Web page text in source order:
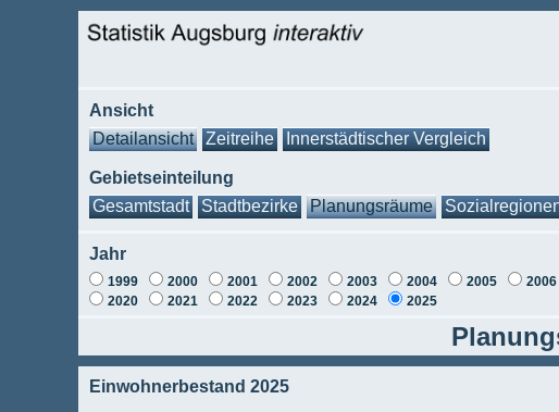
Ansicht
Detailansicht
Zeitreihe Innerstädtischer Vergleich
Gebietseinteilung
Gesamtstadt
Stadtbezirke Planungsräume
Jahr
1999 2000 2001 2002 2003 2004 2005 2006
2020
2021 2022 2023 2024 2025
Einwohnerbestand 2025